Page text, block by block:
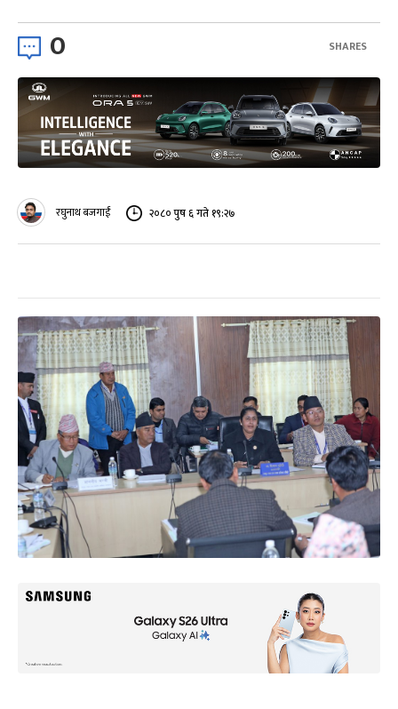
0 SHARES
रघुनाथ बजगाईं २०८० पुष ६ गते १९:२७